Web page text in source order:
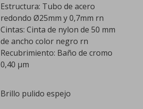
Estructura: Tubo de acero
redondo Ø25mm y 0,7mm rn
Cintas: Cinta de nylon de 50 mm
de ancho color negro rn
Recubrimiento: Baño de cromo
0,40 µm
Brillo pulido espejo